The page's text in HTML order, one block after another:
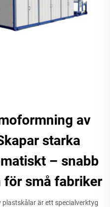
av
starka
– snabb
små fabriker
är ett specialverktyg